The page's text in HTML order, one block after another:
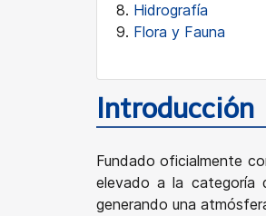
Hidrografía
Flora y Fauna
Introducción
Fundado oficialmente
elevado a la categoría
generando una